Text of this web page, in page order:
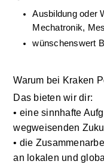
Ausbildung oder
Mechatronik,
wünschenswert
Warum bei Kraken
Das bieten wir dir:
• eine sinnhafte
wegweisenden
• die
an lokalen und